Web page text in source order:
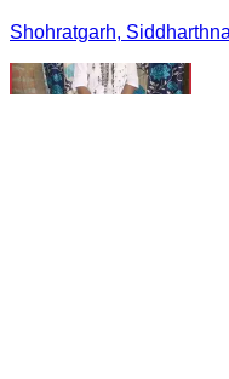
Shohratgarh,